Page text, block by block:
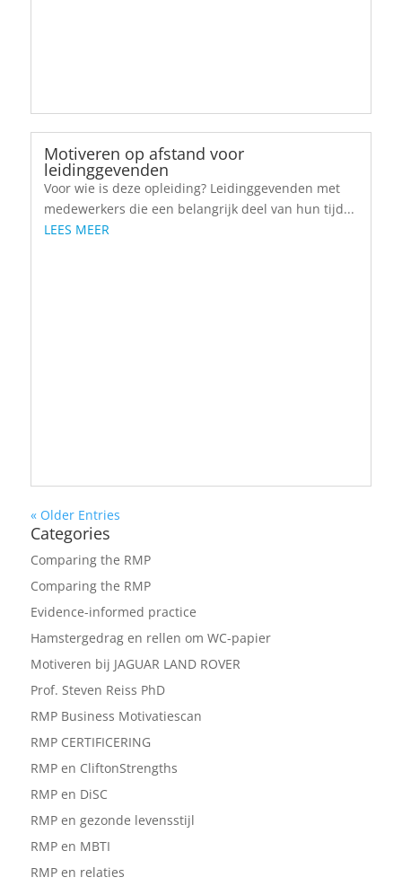
Motiveren op afstand voor
leidinggevenden
Voor wie is deze opleiding? Leidinggevenden met
medewerkers die een belangrijk deel van hun tijd...
LEES MEER
« Older Entries
Categories
Comparing the RMP
Comparing the RMP
Evidence-informed practice
Hamstergedrag en rellen om WC-papier
Motiveren bij JAGUAR LAND ROVER
Prof. Steven Reiss PhD
RMP Business Motivatiescan
RMP CERTIFICERING
RMP en CliftonStrengths
RMP en DiSC
RMP en gezonde levensstijl
RMP en MBTI
RMP en relaties